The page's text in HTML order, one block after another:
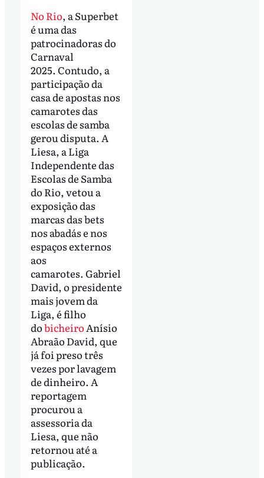
No Rio, a Superbet
é uma das
patrocinadoras do
Carnaval
2025. Contudo, a
participação da
casa de apostas nos
camarotes das
escolas de samba
gerou disputa. A
Liesa, a Liga
Independente das
Escolas de Samba
do Rio, vetou a
exposição das
marcas das bets
nos abadás e nos
espaços externos
aos
camarotes. Gabriel
David, o presidente
mais jovem da
Liga, é filho
dobicheiro Anísio
Abraão David, que
já foi preso três
vezes por lavagem
de dinheiro. A
reportagem
procurou a
assessoria da
Liesa, que não
retornou até a
publicação.